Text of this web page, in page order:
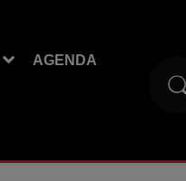
AGENDA